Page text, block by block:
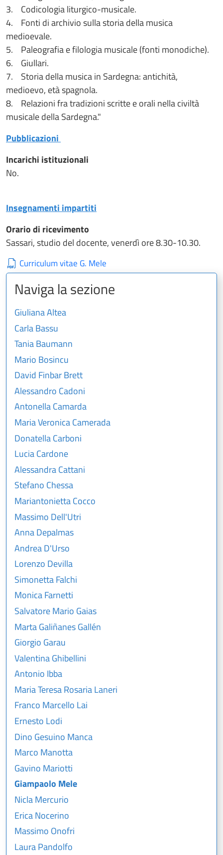
3. Codicologia liturgico-musicale.
4. Fonti di archivio sulla storia della musica
medioevale.
5. Paleografia e filologia musicale (fonti monodiche).
6. Giullari.
7. Storia della musica in Sardegna: antichità,
medioevo, età spagnola.
8. Relazioni fra tradizioni scritte e orali nella civiltà
musicale della Sardegna."
Pubblicazioni
Incarichi istituzionali
No.
Insegnamenti impartiti
Orario di ricevimento
Sassari, studio del docente, venerdì ore 8.30-10.30.
Curriculum vitae G. Mele
Naviga la sezione
Giuliana Altea
Carla Bassu
Tania Baumann
Mario Bosincu
David Finbar Brett
Alessandro Cadoni
Antonella Camarda
Maria Veronica Camerada
Donatella Carboni
Lucia Cardone
Alessandra Cattani
Stefano Chessa
Mariantonietta Cocco
Massimo Dell'Utri
Anna Depalmas
Andrea D'Urso
Lorenzo Devilla
Simonetta Falchi
Monica Farnetti
Salvatore Mario Gaias
Marta Galiñanes Gallén
Giorgio Garau
Valentina Ghibellini
Antonio Ibba
Maria Teresa Rosaria Laneri
Franco Marcello Lai
Ernesto Lodi
Dino Gesuino Manca
Marco Manotta
Gavino Mariotti
Giampaolo Mele
Nicla Mercurio
Erica Nocerino
Massimo Onofri
Laura Pandolfo